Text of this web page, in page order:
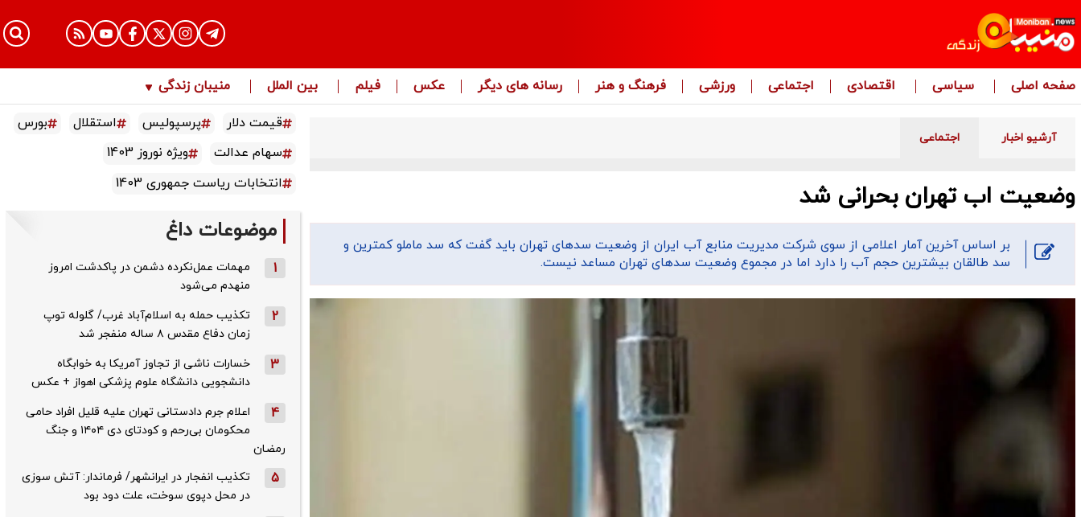
صفحه اصلی سیاسی اقتصادی اجتماعی ورزشی فرهنگ و هنر رسانه های دیگر عکس فیلم بین الملل منیبان زندگی
آرشیو اخبار اجتماعی
وضعیت اب تهران بحرانی شد
بر اساس آخرین آمار اعلامی از سوی شرکت مدیریت منابع آب ایران از وضعیت سدهای تهران باید گفت که سد ماملو کمترین و
سد طالقان بیشترین حجم آب را دارد اما در مجموع وضعیت سدهای تهران مساعد نیست.
قیمت دلار پرسپولیس استقلال
بورس
سهام عدالت
ویژه نوروز 1403
انتخابات ریاست جمهوری 1403
موضوعات داغ
1
مهمات عمل‌نکرده دشمن در پاکدشت امروز
منهدم می‌شود
2
تکذیب حمله به اسلام‌آباد غرب/ گلوله توپ
زمان دفاع مقدس ۸ ساله منفجر شد
3
خسارات ناشی از تجاوز آمریکا به خوابگاه
دانشجویی دانشگاه علوم پزشکی اهواز + عکس
4
اعلام جرم دادستانی تهران علیه قلیل افراد حامی
محکومان بی‌رحم و کودتای دی‌ ۱۴۰۴ و جنگ
رمضان
5
تکذیب ‌انفجار در ایرانشهر/ فرماندار: آتش سوزی
در محل دپوی سوخت، علت دود بود